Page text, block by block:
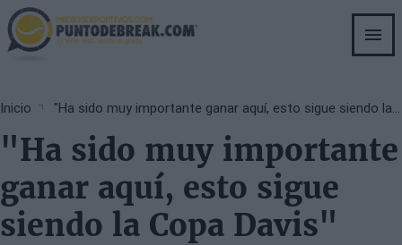
Skip
to
main
Breadcrumb
Inicio
"Ha sido muy importante
ganar aquí, esto sigue
siendo la Copa Davis"